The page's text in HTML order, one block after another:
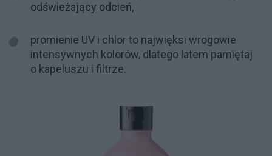
odświeżający odcień,
promienie UV i chlor to najwięksi wrogowie
intensywnych kolorów, dlatego latem pamiętaj
o kapeluszu i filtrze.